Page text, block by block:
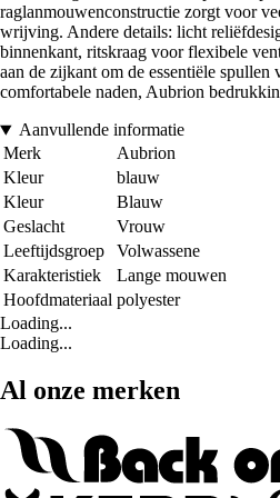
raglanmouwenconstructie zorgt voor
wrijving. Andere details: licht
binnenkant, ritskraag voor flexibele
aan de zijkant om de essentiële spullen
comfortabele naden, Aubrion
Aanvullende informatie
Merk
Aubrion
Kleur
blauw
Kleur
Blauw
Geslacht
Vrouw
Leeftijdsgroep
Volwassene
Karakteristiek
Lange mouwen
Hoofdmateriaal polyester
Loading...
Loading...
Al onze merken